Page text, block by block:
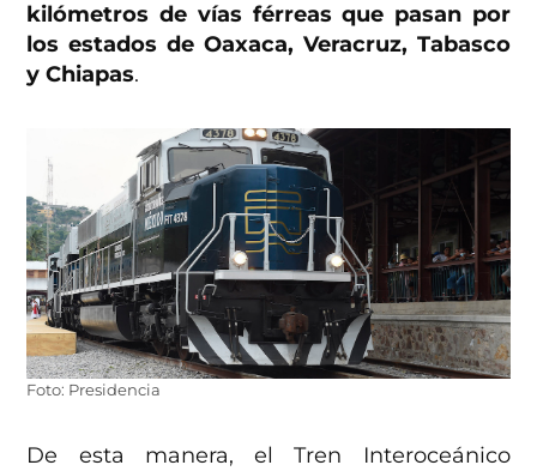
kilómetros de vías férreas que pasan por
los estados de Oaxaca, Veracruz, Tabasco
y Chiapas.
Foto: Presidencia
De esta manera, el Tren Interoceánico